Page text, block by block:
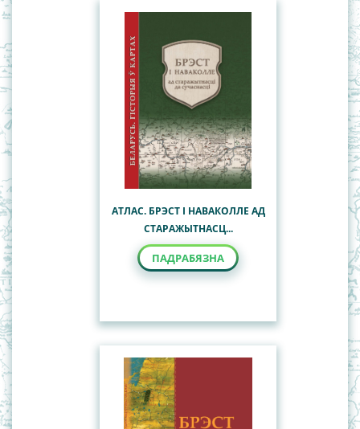
АТЛАС. БРЭСТ І НАВАКОЛЛЕ АД
СТАРАЖЫТНАСЦ...
ПАДРАБЯЗНА